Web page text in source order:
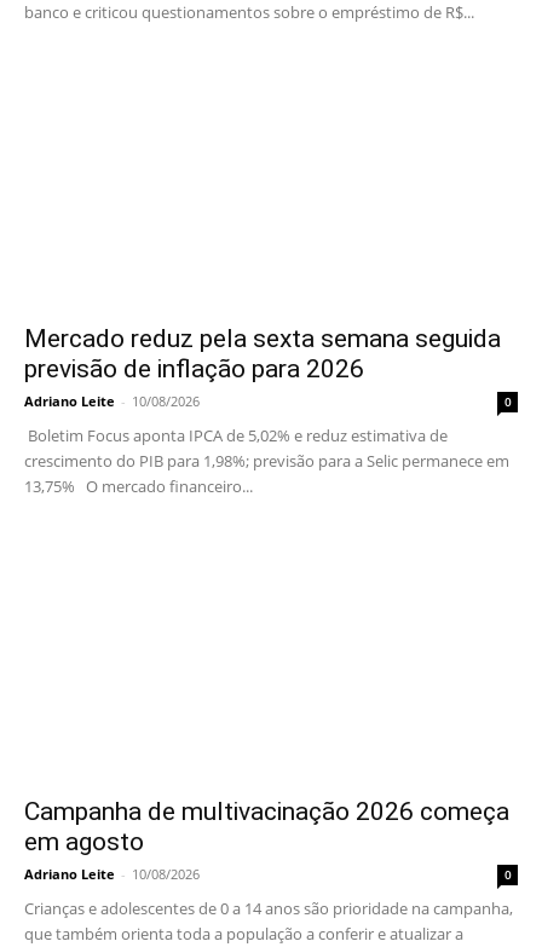
banco e criticou questionamentos sobre o empréstimo de R$...
Mercado reduz pela sexta semana seguida
previsão de inflação para 2026
Adriano Leite - 10/08/2026 0
Boletim Focus aponta IPCA de 5,02% e reduz estimativa de
crescimento do PIB para 1,98%; previsão para a Selic permanece em
13,75% O mercado financeiro...
Campanha de multivacinação 2026 começa
em agosto
Adriano Leite - 10/08/2026 0
Crianças e adolescentes de 0 a 14 anos são prioridade na campanha,
que também orienta toda a população a conferir e atualizar a